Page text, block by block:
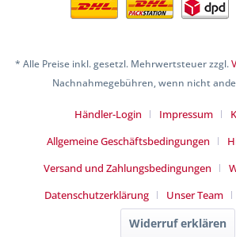
* Alle Preise inkl. gesetzl. Mehrwertsteuer zzgl.
Nachnahmegebühren, wenn nicht
Händler-Login Impressum
Allgemeine Geschäftsbedingungen
Versand und Zahlungsbedingungen
Datenschutzerklärung
Unser Team
Widerruf erklären